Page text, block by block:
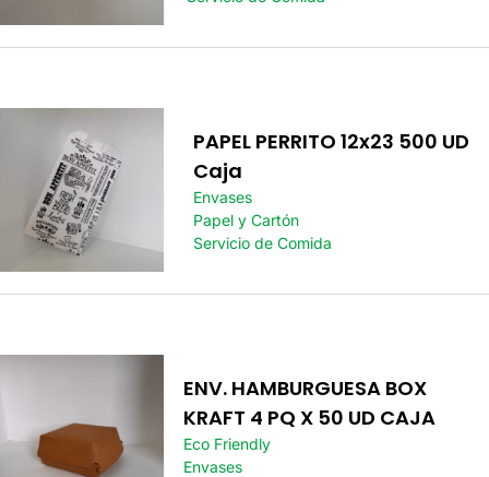
PAPEL PERRITO 12x23 500 UD
Caja
Envases
Papel y Cartón
Servicio de Comida
ENV. HAMBURGUESA BOX
KRAFT 4 PQ X 50 UD CAJA
Eco Friendly
Envases